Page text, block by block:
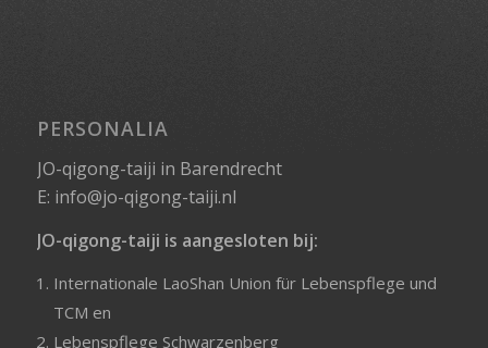
PERSONALIA
JO-qigong-taiji in Barendrecht
E: info@jo-qigong-taiji.nl
JO-qigong-taiji is aangesloten bij:
Internationale LaoShan Union für Lebenspflege und
TCM en
Lebenspflege Schwarzenberg